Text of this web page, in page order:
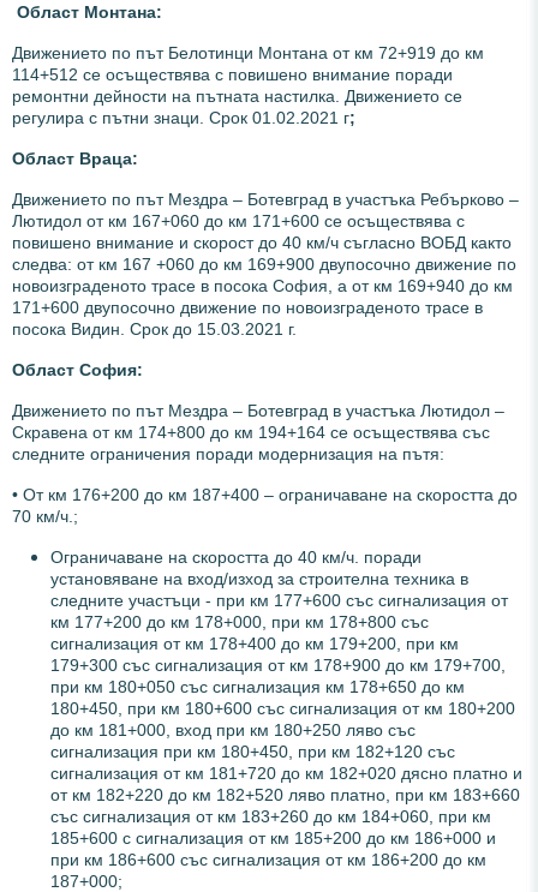
Област Монтана:
Движението по път Белотинци Монтана от км 72+919 до км
114+512 се осъществява с повишено внимание поради
ремонтни дейности на пътната настилка. Движението се
регулира с пътни знаци. Срок 01.02.2021 г;
Област Враца:
Движението по път Мездра – Ботевград в участъка Ребърково –
Лютидол от км 167+060 до км 171+600 се осъществява с
повишено внимание и скорост до 40 км/ч съгласно ВОБД както
следва: от км 167 +060 до км 169+900 двупосочно движение по
новоизграденото трасе в посока София, а от км 169+940 до км
171+600 двупосочно движение по новоизграденото трасе в
посока Видин. Срок до 15.03.2021 г.
Област София:
Движението по път Мездра – Ботевград в участъка Лютидол –
Скравена от км 174+800 до км 194+164 се осъществява със
следните ограничения поради модернизация на пътя:
• От км 176+200 до км 187+400 – ограничаване на скоростта до
70 км/ч.;
Ограничаване на скоростта до 40 км/ч. поради
установяване на вход/изход за строителна техника в
следните участъци - при км 177+600 със сигнализация от
км 177+200 до км 178+000, при км 178+800 със
сигнализация от км 178+400 до км 179+200, при км
179+300 със сигнализация от км 178+900 до км 179+700,
при км 180+050 със сигнализация км 178+650 до км
180+450, при км 180+600 със сигнализация от км 180+200
до км 181+000, вход при км 180+250 ляво със
сигнализация при км 180+450, при км 182+120 със
сигнализация от км 181+720 до км 182+020 дясно платно и
от км 182+220 до км 182+520 ляво платно, при км 183+660
със сигнализация от км 183+260 до км 184+060, при км
185+600 с сигнализация от км 185+200 до км 186+000 и
при км 186+600 със сигнализация от км 186+200 до км
187+000;